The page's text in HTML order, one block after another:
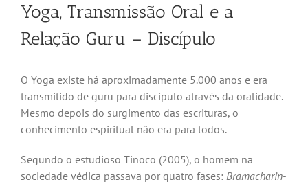
Yoga, Transmissão Oral e a
Relação Guru – Discípulo
O Yoga existe há aproximadamente 5.000 anos e era
transmitido de guru para discípulo através da oralidade.
Mesmo depois do surgimento das escrituras, o
conhecimento espiritual não era para todos.
Segundo o estudioso Tinoco (2005), o homem na
sociedade védica passava por quatro fases: Bramacharin-